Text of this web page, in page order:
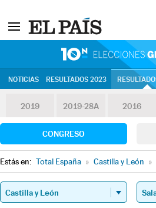
NOTICIAS RESULTADOS 2023
2019 2019-28A 2016
CONGRESO
Estás en: Total España » Castilla y León »